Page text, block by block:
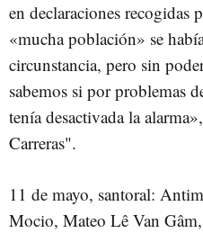
en declaraciones recogidas
«mucha población» se
circunstancia, pero sin
sabemos si por problemas
tenía desactivada la
Carreras".
11 de mayo, santoral:
Mocio, Mateo Lê Van